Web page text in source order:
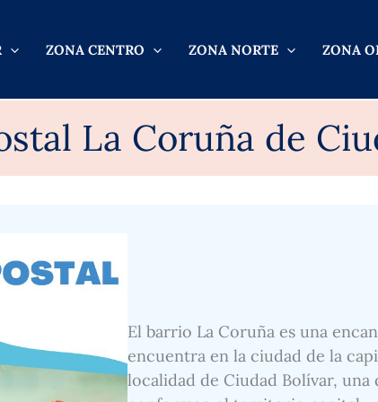
ZONA CENTRO ZONA NORTE ZONA
La Coruña de
El barrio La Coruña es una
encuentra en la ciudad de la
localidad de Ciudad Bolívar, una